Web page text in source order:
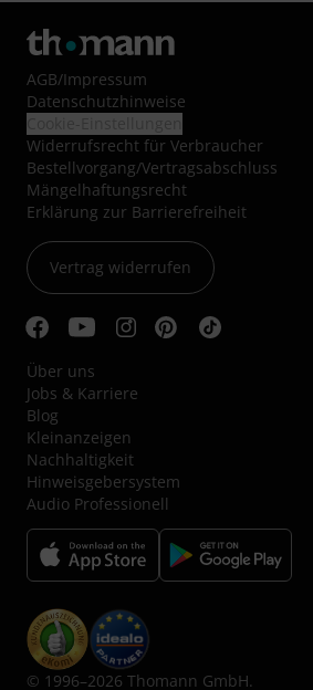
AGB/Impressum
Datenschutzhinweise
Widerrufsrecht für Verbraucher
Bestellvorgang/Vertragsabschluss
Mängelhaftungsrecht
Erklärung zur Barrierefreiheit
Vertrag widerrufen
Über uns
Jobs & Karriere
Blog
Kleinanzeigen
Nachhaltigkeit
Hinweisgebersystem
Audio Professionell
© 1996–2026 Thomann GmbH.